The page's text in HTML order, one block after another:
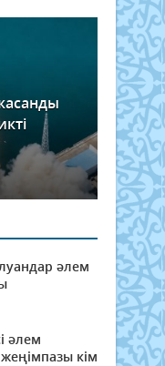
әлем
әлем
кім